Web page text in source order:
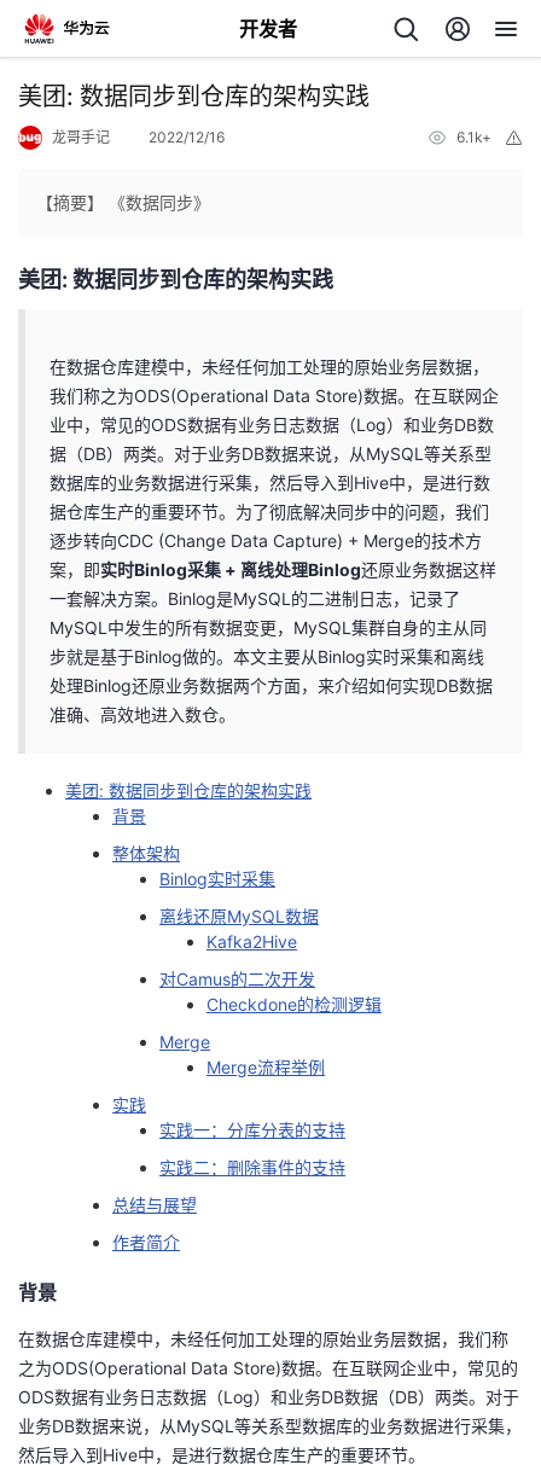
开发者
返
个
的
我
学
堂
我
持
我
的
技
我
的
美团: 数据同步到仓库的架构实践
龙哥手记 2022/12/16 6.1k+
【摘要】 《数据同步》
美团: 数据同步到仓库的架构实践
在数据仓库建模中，未经任何加工处理的原始业务层数据，
我们称之为ODS(Operational Data Store)数据。在互联网企
业中，常见的ODS数据有业务日志数据（Log）和业务DB数
据（DB）两类。对于业务DB数据来说，从MySQL等关系型
数据库的业务数据进行采集，然后导入到Hive中，是进行数
据仓库生产的重要环节。为了彻底解决同步中的问题，我们
逐步转向CDC (Change Data Capture) + Merge的技术方
案，即实时Binlog采集 + 离线处理Binlog还原业务数据这样
一套解决方案。Binlog是MySQL的二进制日志，记录了
MySQL中发生的所有数据变更，MySQL集群自身的主从同
步就是基于Binlog做的。本文主要从Binlog实时采集和离线
处理Binlog还原业务数据两个方面，来介绍如何实现DB数据
准确、高效地进入数仓。
美团: 数据同步到仓库的架构实践
背景
整体架构
Binlog实时采集
离线还原MySQL数据
Kafka2Hive
对Camus的二次开发
Checkdone的检测逻辑
Merge
Merge流程举例
实践
实践一：分库分表的支持
实践二：删除事件的支持
总结与展望
作者简介
背景
在数据仓库建模中，未经任何加工处理的原始业务层数据，我们称
之为ODS(Operational Data Store)数据。在互联网企业中，常见的
ODS数据有业务日志数据（Log）和业务DB数据（DB）两类。对于
业务DB数据来说，从MySQL等关系型数据库的业务数据进行采集，
然后导入到Hive中，是进行数据仓库生产的重要环节。